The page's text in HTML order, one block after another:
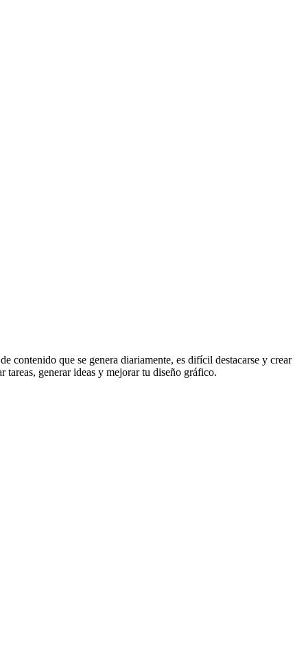
contenido que se genera diariamente, es difícil destacarse y crear
generar ideas y mejorar tu diseño gráfico.